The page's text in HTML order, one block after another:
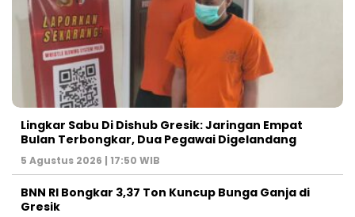
Lingkar Sabu Di Dishub Gresik: Jaringan Empat
Bulan Terbongkar, Dua Pegawai Digelandang
5 Agustus 2026 | 17:50 WIB
BNN RI Bongkar 3,37 Ton Kuncup Bunga Ganja di
Gresik